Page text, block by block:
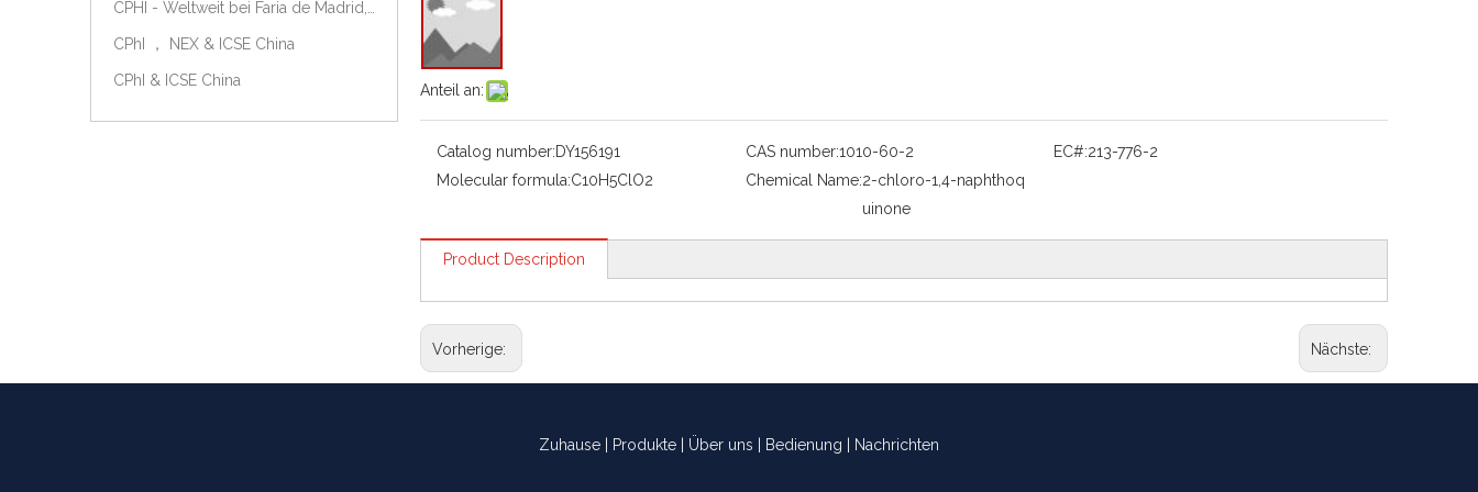
CPhI ， NEX & ICSE China
CPhI & ICSE China
Anteil an:
Catalog number:DY156191 CAS number:1010-60-2 EC#:213-776-2
Molecular formula:C10H5ClO2 Chemical Name:2-chloro-1,4-naphthoq
uinone
Product Description
Vorherige: Nächste:
Zuhause Produkte Über uns Bedienung Nachrichten